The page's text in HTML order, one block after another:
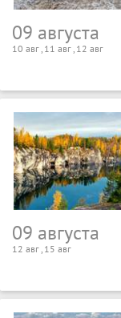
09 августа
10 авг , 11 авг , 12 авг
09 августа
12 авг , 15 авг